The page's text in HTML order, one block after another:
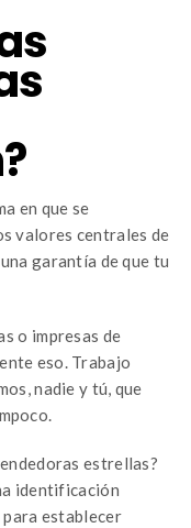
en que se
valores centrales de
garantía de que tu
o impresas de
eso. Trabajo
nadie y tú, que
estrellas?
identificación
establecer